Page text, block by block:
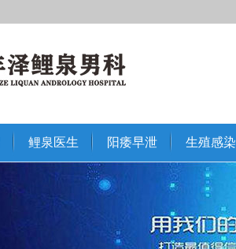
鲤泉医生 阳痿早泄 生殖感染